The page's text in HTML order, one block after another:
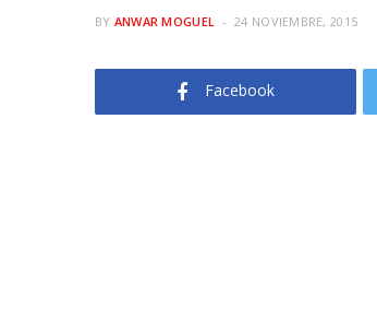
BY ANWAR MOGUEL 24 NOVIEMBRE, 2015
Facebook